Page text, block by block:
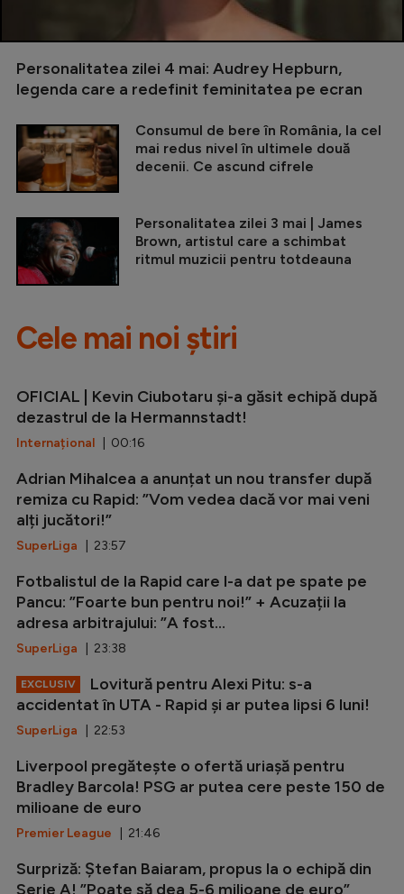
Personalitatea zilei 4 mai: Audrey Hepburn,
legenda care a redefinit feminitatea pe ecran
Consumul de bere în România, la cel
mai redus nivel în ultimele două
decenii. Ce ascund cifrele
Personalitatea zilei 3 mai | James
Brown, artistul care a schimbat
ritmul muzicii pentru totdeauna
Cele mai noi știri
OFICIAL | Kevin Ciubotaru și-a găsit echipă după
dezastrul de la Hermannstadt!
Internațional | 00:16
Adrian Mihalcea a anunțat un nou transfer după
remiza cu Rapid: ”Vom vedea dacă vor mai veni
alți jucători!”
SuperLiga | 23:57
Fotbalistul de la Rapid care l-a dat pe spate pe
Pancu: ”Foarte bun pentru noi!” + Acuzații la
adresa arbitrajului: ”A fost...
SuperLiga | 23:38
EXCLUSIV
Lovitură pentru Alexi Pitu: s-a
accidentat în UTA - Rapid și ar putea lipsi 6 luni!
SuperLiga | 22:53
Liverpool pregătește o ofertă uriașă pentru
Bradley Barcola! PSG ar putea cere peste 150 de
milioane de euro
Premier League | 21:46
Surpriză: Ștefan Baiaram, propus la o echipă din
Serie A! ”Poate să dea 5-6 milioane de euro”